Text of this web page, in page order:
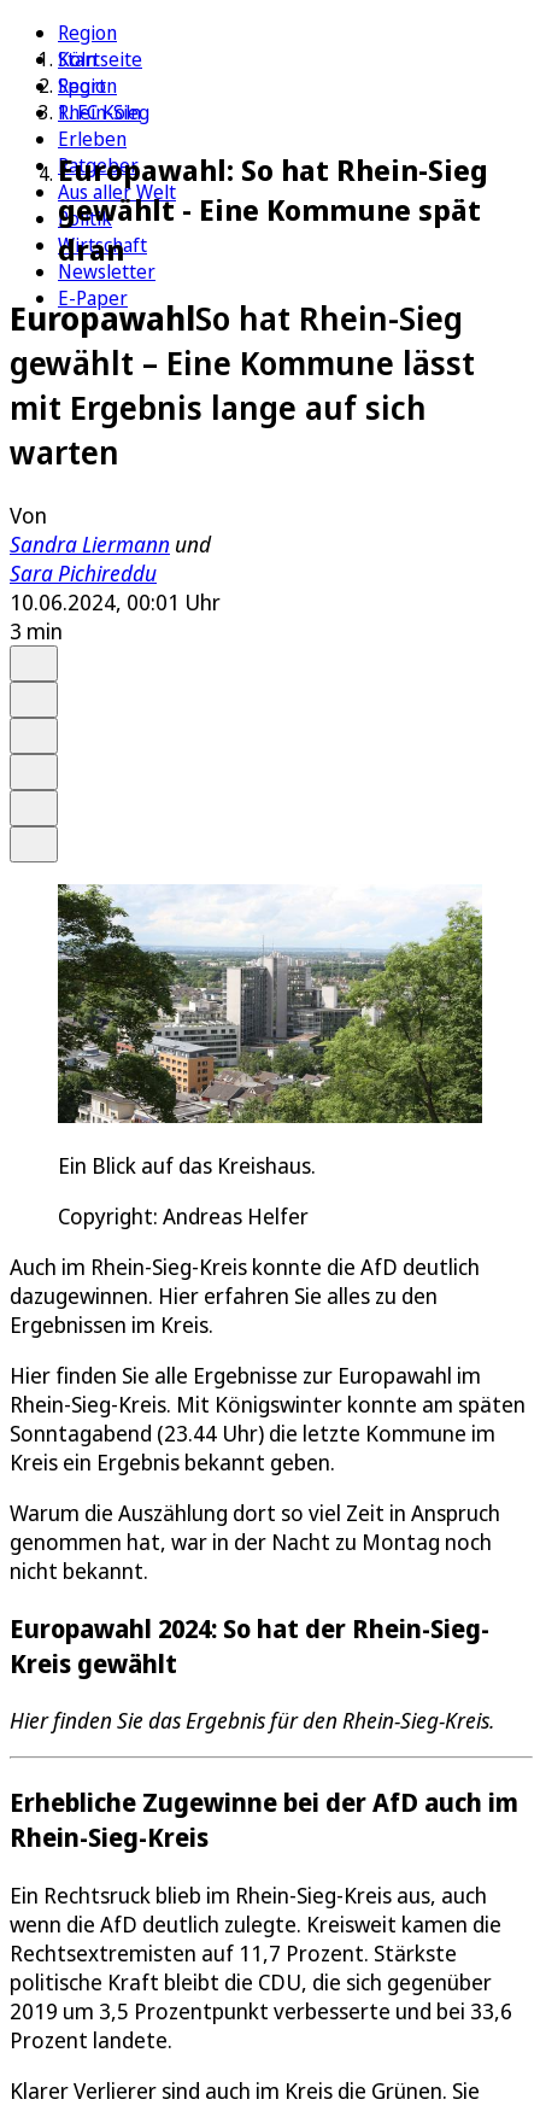
Region
Köln
Sport
1. FC Köln
Erleben
Ratgeber
Aus aller Welt
Politik
Wirtschaft
Newsletter
E-Paper
Startseite
Region
Rhein-Sieg
Europawahl: So hat Rhein-Sieg
gewählt - Eine Kommune spät
dran
EuropawahlSo hat Rhein-Sieg
gewählt – Eine Kommune lässt
mit Ergebnis lange auf sich
warten
Von
Sandra Liermann und
Sara Pichireddu
10.06.2024, 00:01 Uhr
3 min
Ein Blick auf das Kreishaus.
Copyright: Andreas Helfer
Auch im Rhein-Sieg-Kreis konnte die AfD deutlich
dazugewinnen. Hier erfahren Sie alles zu den
Ergebnissen im Kreis.
Hier finden Sie alle Ergebnisse zur Europawahl im
Rhein-Sieg-Kreis. Mit Königswinter konnte am späten
Sonntagabend (23.44 Uhr) die letzte Kommune im
Kreis ein Ergebnis bekannt geben.
Warum die Auszählung dort so viel Zeit in Anspruch
genommen hat, war in der Nacht zu Montag noch
nicht bekannt.
Europawahl 2024: So hat der Rhein-Sieg-
Kreis gewählt
Hier finden Sie das Ergebnis für den Rhein-Sieg-Kreis.
Erhebliche Zugewinne bei der AfD auch im
Rhein-Sieg-Kreis
Ein Rechtsruck blieb im Rhein-Sieg-Kreis aus, auch
wenn die AfD deutlich zulegte. Kreisweit kamen die
Rechtsextremisten auf 11,7 Prozent. Stärkste
politische Kraft bleibt die CDU, die sich gegenüber
2019 um 3,5 Prozentpunkt verbesserte und bei 33,6
Prozent landete.
Klarer Verlierer sind auch im Kreis die Grünen. Sie